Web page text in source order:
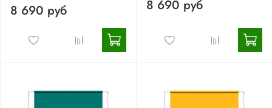
8 690 руб 8 690 руб